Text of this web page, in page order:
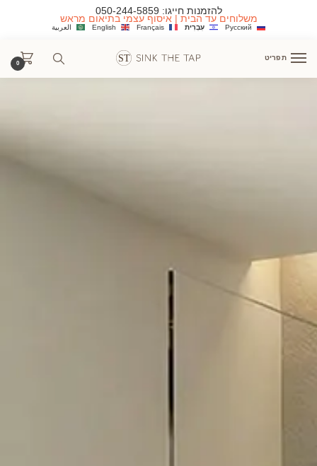
להזמנות חייגו: 050-244-5859
משלוחים עד הבית | איסוף עצמי בתיאום מראש
العربية English Français עִבְרִית Русский
תפריט
0